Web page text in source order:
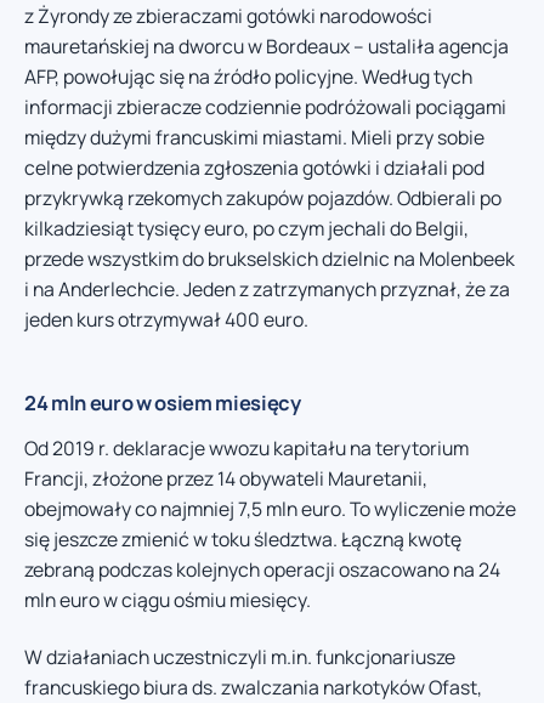
z Żyrondy ze zbieraczami gotówki narodowości
mauretańskiej na dworcu w Bordeaux – ustaliła agencja
AFP, powołując się na źródło policyjne. Według tych
informacji zbieracze codziennie podróżowali pociągami
między dużymi francuskimi miastami. Mieli przy sobie
celne potwierdzenia zgłoszenia gotówki i działali pod
przykrywką rzekomych zakupów pojazdów. Odbierali po
kilkadziesiąt tysięcy euro, po czym jechali do Belgii,
przede wszystkim do brukselskich dzielnic na Molenbeek
i na Anderlechcie. Jeden z zatrzymanych przyznał, że za
jeden kurs otrzymywał 400 euro.
24 mln euro w osiem miesięcy
Od 2019 r. deklaracje wwozu kapitału na terytorium
Francji, złożone przez 14 obywateli Mauretanii,
obejmowały co najmniej 7,5 mln euro. To wyliczenie może
się jeszcze zmienić w toku śledztwa. Łączną kwotę
zebraną podczas kolejnych operacji oszacowano na 24
mln euro w ciągu ośmiu miesięcy.
W działaniach uczestniczyli m.in. funkcjonariusze
francuskiego biura ds. zwalczania narkotyków Ofast,